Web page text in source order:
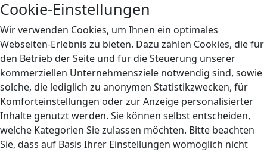
Cookie-Einstellungen
Wir verwenden Cookies, um Ihnen ein optimales
Webseiten-Erlebnis zu bieten. Dazu zählen Cookies, die für
den Betrieb der Seite und für die Steuerung unserer
kommerziellen Unternehmensziele notwendig sind, sowie
solche, die lediglich zu anonymen Statistikzwecken, für
Komforteinstellungen oder zur Anzeige personalisierter
Inhalte genutzt werden. Sie können selbst entscheiden,
welche Kategorien Sie zulassen möchten. Bitte beachten
Sie, dass auf Basis Ihrer Einstellungen womöglich nicht